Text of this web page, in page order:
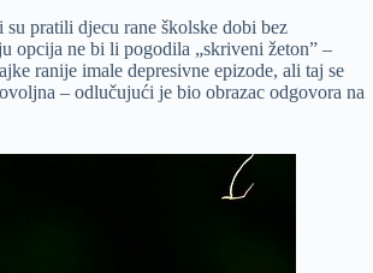
su pratili djecu rane školske dobi bez
opcija ne bi li pogodila „skriveni žeton” –
ranije imale depresivne epizode, ali taj se
– odlučujući je bio obrazac odgovora na